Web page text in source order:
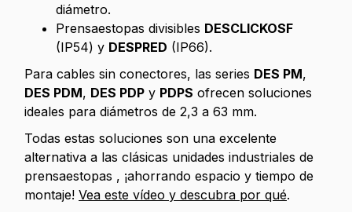
diámetro.
Prensaestopas divisibles DESCLICKOSF
(IP54) y DESPRED (IP66).
Para cables sin conectores, las series DES PM,
DES PDM, DES PDP y PDPS ofrecen soluciones
ideales para diámetros de 2,3 a 63 mm.
Todas estas soluciones son una excelente
alternativa a las clásicas unidades industriales de
prensaestopas , ¡ahorrando espacio y tiempo de
montaje! Vea este vídeo y descubra por qué.